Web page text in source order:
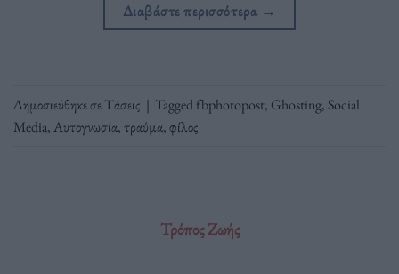
Διαβάστε περισσότερα →
Δημοσιεύθηκε σεΤάσεις | Taggedfbphotopost, Ghosting, Social
Media,Αυτογνωσία,τραύμα,φίλος
Τρόπος Ζωής